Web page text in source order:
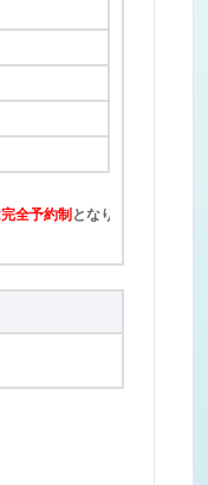
完全予約制 となります。